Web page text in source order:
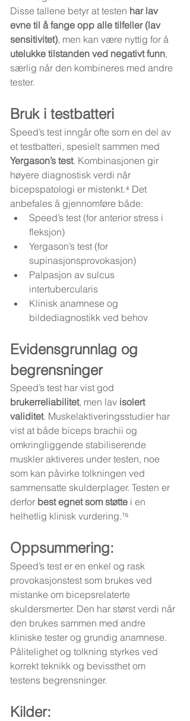
Disse tallene betyr at testen har lav
evne til å fange opp alle tilfeller (lav
sensitivitet), men kan være nyttig for å
utelukke tilstanden ved negativt funn,
særlig når den kombineres med andre
tester.
Bruk i testbatteri
Speed’s test inngår ofte som en del av
et testbatteri, spesielt sammen med
Yergason’s test. Kombinasjonen gir
høyere diagnostisk verdi når
bicepspatologi er mistenkt.⁴ Det
anbefales å gjennomføre både:
Speed’s test (for anterior stress i
fleksjon)
Yergason’s test (for
supinasjonsprovokasjon)
Palpasjon av sulcus
intertubercularis
Klinisk anamnese og
bildediagnostikk ved behov
Evidensgrunnlag og
begrensninger
Speed’s test har vist god
brukerreliabilitet, men lav isolert
validitet. Muskelaktiveringsstudier har
vist at både biceps brachii og
omkringliggende stabiliserende
muskler aktiveres under testen, noe
som kan påvirke tolkningen ved
sammensatte skulderplager. Testen er
derfor best egnet som støtte i en
helhetlig klinisk vurdering.¹⁵
Oppsummering:
Speed’s test er en enkel og rask
provokasjonstest som brukes ved
mistanke om bicepsrelaterte
skuldersmerter. Den har størst verdi når
den brukes sammen med andre
kliniske tester og grundig anamnese.
Pålitelighet og tolkning styrkes ved
korrekt teknikk og bevissthet om
testens begrensninger.
Kilder: